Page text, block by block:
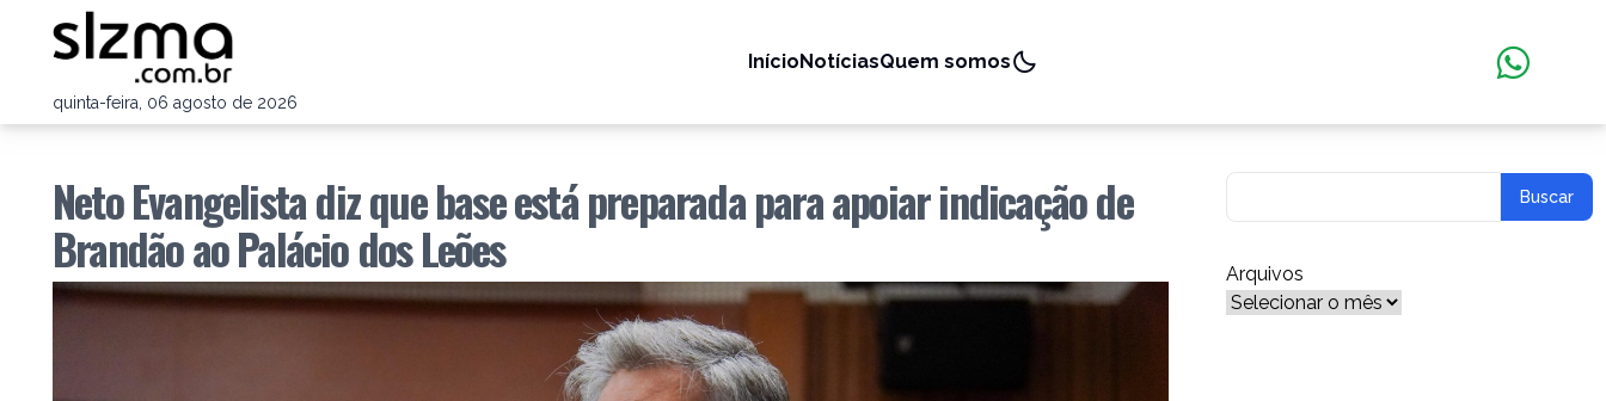
quinta-feira, 06 agosto de 2026
InícioNotíciasQuem somos
Neto Evangelista diz que base está preparada para apoiar indicação de
Brandão ao Palácio dos Leões
Arquivos
Arquivos